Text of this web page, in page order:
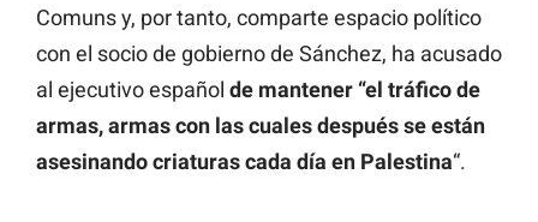
Comuns y, por tanto, comparte espacio político
con el socio de gobierno de Sánchez, ha acusado
al ejecutivo español de mantener “el tráfico de
armas, armas con las cuales después se están
asesinando criaturas cada día en Palestina“.